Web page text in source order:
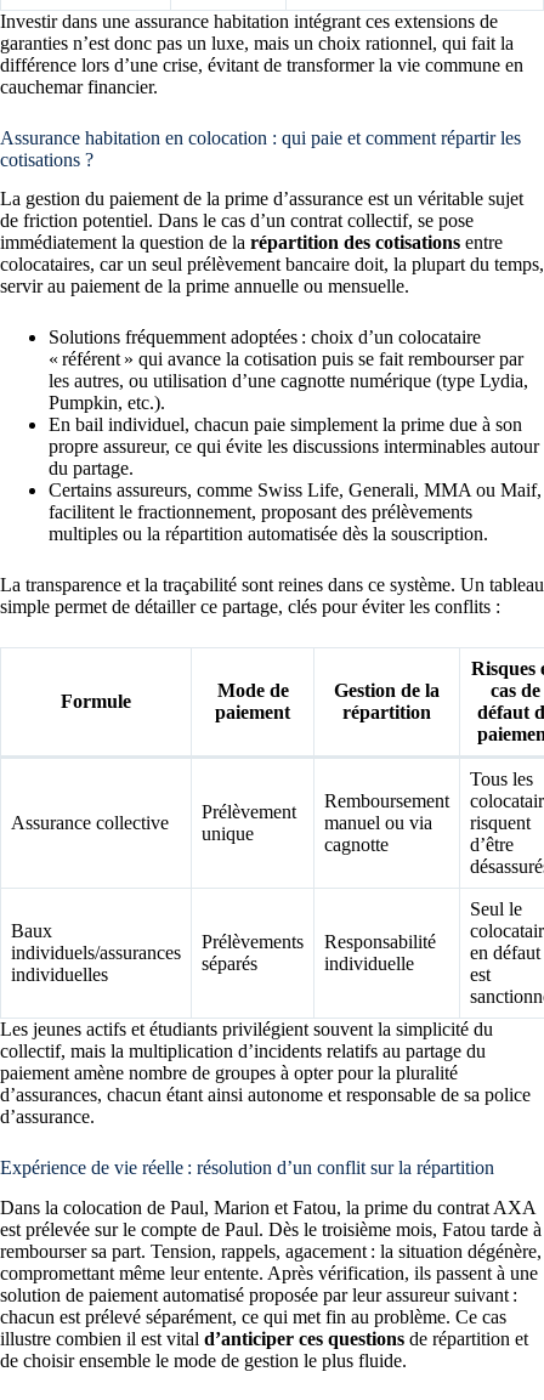
Investir dans une assurance habitation intégrant ces extensions de
garanties n’est donc pas un luxe, mais un choix rationnel, qui fait la
différence lors d’une crise, évitant de transformer la vie commune en
cauchemar financier.
Assurance habitation en colocation : qui paie et comment répartir les
cotisations ?
La gestion du paiement de la prime d’assurance est un véritable sujet
de friction potentiel. Dans le cas d’un contrat collectif, se pose
immédiatement la question de la répartition des cotisations entre
colocataires, car un seul prélèvement bancaire doit, la plupart du temps,
servir au paiement de la prime annuelle ou mensuelle.
Solutions fréquemment adoptées : choix d’un colocataire
« référent » qui avance la cotisation puis se fait rembourser par
les autres, ou utilisation d’une cagnotte numérique (type Lydia,
Pumpkin, etc.).
En bail individuel, chacun paie simplement la prime due à son
propre assureur, ce qui évite les discussions interminables autour
du partage.
Certains assureurs, comme Swiss Life, Generali, MMA ou Maif,
facilitent le fractionnement, proposant des prélèvements
multiples ou la répartition automatisée dès la souscription.
La transparence et la traçabilité sont reines dans ce système. Un tableau
simple permet de détailler ce partage, clés pour éviter les conflits :
Formule
Mode de
paiement
Gestion de la
répartition
Risques
cas de
défaut
Assurance collective
Prélèvement
unique
Remboursement
manuel ou via
cagnotte
Tous les
risquent
d’être
Baux
individuels/assurances
individuelles
Prélèvements
séparés
Responsabilité
individuelle
Seul le
en défaut
est
Les jeunes actifs et étudiants privilégient souvent la simplicité du
collectif, mais la multiplication d’incidents relatifs au partage du
paiement amène nombre de groupes à opter pour la pluralité
d’assurances, chacun étant ainsi autonome et responsable de sa police
d’assurance.
Expérience de vie réelle : résolution d’un conflit sur la répartition
Dans la colocation de Paul, Marion et Fatou, la prime du contrat AXA
est prélevée sur le compte de Paul. Dès le troisième mois, Fatou tarde à
rembourser sa part. Tension, rappels, agacement : la situation dégénère,
compromettant même leur entente. Après vérification, ils passent à une
solution de paiement automatisé proposée par leur assureur suivant :
chacun est prélevé séparément, ce qui met fin au problème. Ce cas
illustre combien il est vital d’anticiper ces questions de répartition et
de choisir ensemble le mode de gestion le plus fluide.